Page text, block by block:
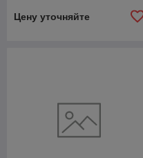
Цену уточняйте